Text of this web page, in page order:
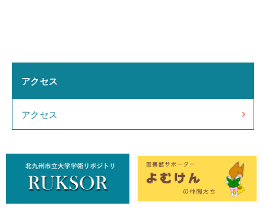
アクセス
アクセス